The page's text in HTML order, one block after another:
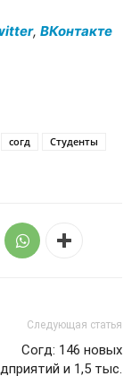
, ВКонтакте
согд
Студенты
Следующая статья
Согд: 146 новых
и 1,5 тыс.